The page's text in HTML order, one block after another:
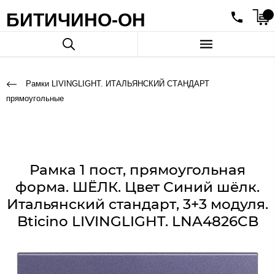
БИТИЧИНО-ОН
Рамки LIVINGLIGHT. ИТАЛЬЯНСКИЙ СТАНДАРТ
прямоугольные
Рамка 1 пост, прямоугольная
форма. ШЁЛК. Цвет Синий шёлк.
Итальянский стандарт, 3+3 модуля.
Bticino LIVINGLIGHT. LNA4826CB